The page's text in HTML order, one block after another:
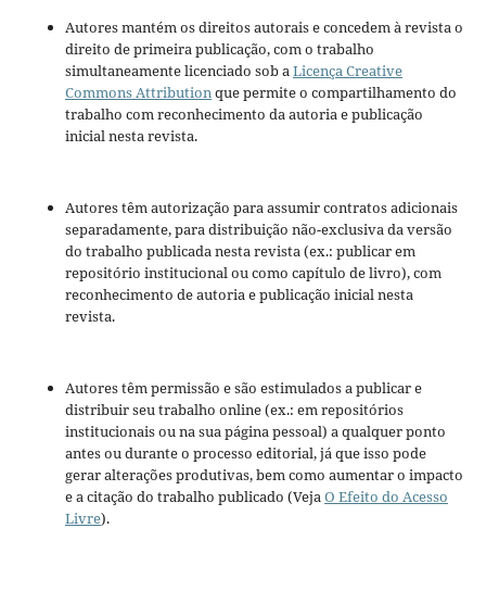
Autores mantém os direitos autorais e concedem à revista o
direito de primeira publicação, com o trabalho
simultaneamente licenciado sob aLicença Creative
Commons Attributionque permite o compartilhamento do
trabalho com reconhecimento da autoria e publicação
inicial nesta revista.
Autores têm autorização para assumir contratos adicionais
separadamente, para distribuição não-exclusiva da versão
do trabalho publicada nesta revista (ex.: publicar em
repositório institucional ou como capítulo de livro), com
reconhecimento de autoria e publicação inicial nesta
revista.
Autores têm permissão e são estimulados a publicar e
distribuir seu trabalho online (ex.: em repositórios
institucionais ou na sua página pessoal) a qualquer ponto
antes ou durante o processo editorial, já que isso pode
gerar alterações produtivas, bem como aumentar o impacto
e a citação do trabalho publicado (VejaO Efeito do Acesso
Livre).